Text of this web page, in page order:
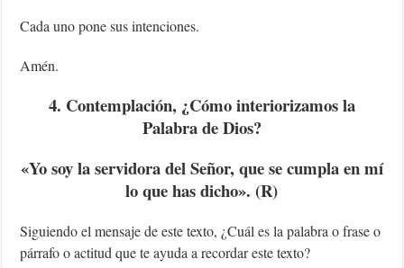
Cada uno pone sus intenciones.
Amén.
4. Contemplación, ¿Cómo interiorizamos la
Palabra de Dios?
«Yo soy la servidora del Señor, que se cumpla en mí
lo que has dicho». (R)
Siguiendo el mensaje de este texto, ¿Cuál es la palabra o frase o
párrafo o actitud que te ayuda a recordar este texto?